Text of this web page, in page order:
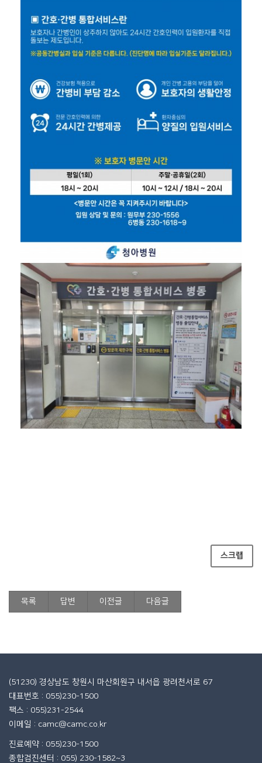
스크랩
목록 답변 이전글 다음글
(51230) 경상남도 창원시 마산회원구 내서읍 광려천서로 67
대표번호 : 055)230-1500
팩스 : 055)231-2544
이메일 : camc@camc.co.kr
진료예약 : 055)230-1500
종합검진센터 : 055) 230-1582~3